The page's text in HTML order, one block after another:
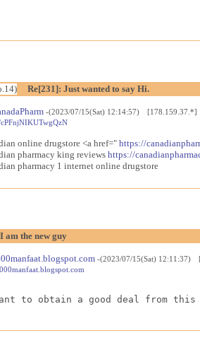
Re[231]: Just wanted to say Hi.
-(2023/07/15(Sat) 12:14:57) [178.159.37.*]
online drugstore <a href=" https://
pharmacy king reviews https://
pharmacy 1 internet online drugstore
I am the new guy
-(2023/07/15(Sat) 12:11:37)
to obtain a good deal from this